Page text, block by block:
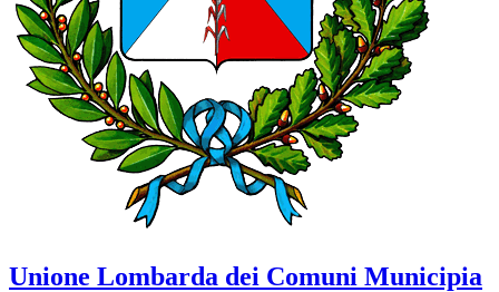
Unione Lombarda dei Comuni Municipia